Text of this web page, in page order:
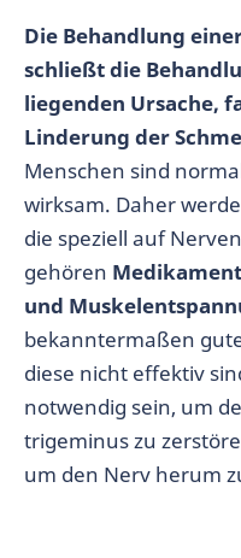
Die Behandlung
schließt die
liegenden Ursache,
Linderung der
Menschen sind
wirksam. Daher
die speziell auf
gehören
und
bekanntermaßen
diese nicht effektiv
notwendig sein, um
trigeminus zu
um den Nerv herum